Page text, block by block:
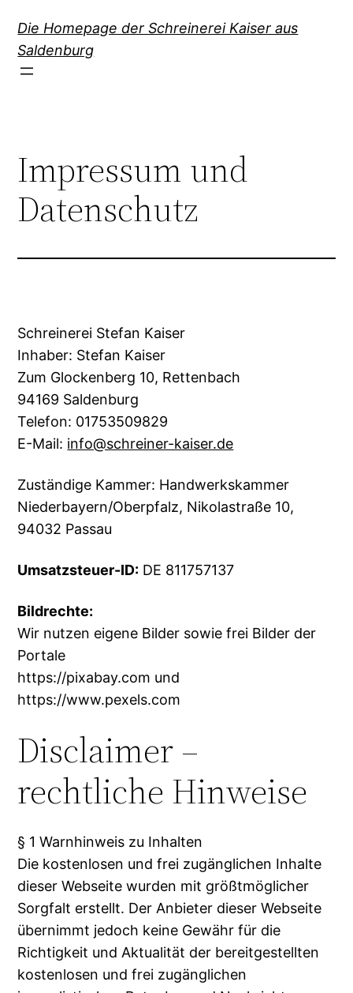
zum
Inhalt
wechseln
Die Homepage der Schreinerei Kaiser aus
Saldenburg
Impressum und
Datenschutz
Schreinerei Stefan Kaiser
Inhaber: Stefan Kaiser
Zum Glockenberg 10, Rettenbach
94169 Saldenburg
Telefon: 01753509829
E-Mail: info@schreiner-kaiser.de
Zuständige Kammer: Handwerkskammer
Niederbayern/Oberpfalz, Nikolastraße 10,
94032 Passau
Umsatzsteuer-ID: DE 811757137
Bildrechte:
Wir nutzen eigene Bilder sowie frei Bilder der
Portale
https://pixabay.com und
https://www.pexels.com
Disclaimer –
rechtliche Hinweise
§ 1 Warnhinweis zu Inhalten
Die kostenlosen und frei zugänglichen Inhalte
dieser Webseite wurden mit größtmöglicher
Sorgfalt erstellt. Der Anbieter dieser Webseite
übernimmt jedoch keine Gewähr für die
Richtigkeit und Aktualität der bereitgestellten
kostenlosen und frei zugänglichen